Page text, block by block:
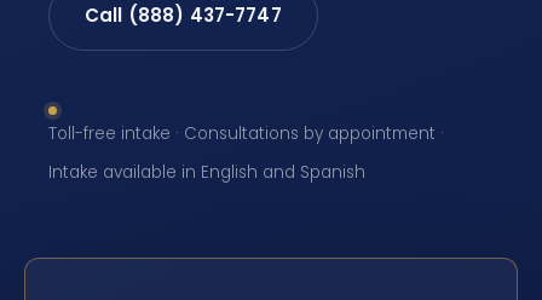
Call (888) 437-7747
Toll-free intake · Consultations by appointment ·
Intake available in English and Spanish